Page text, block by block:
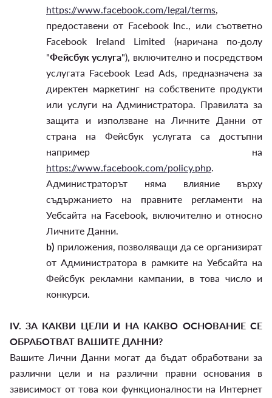
https://www.facebook.com/legal/terms,
предоставени от Facebook Inc., или съответно
Facebook Ireland Limited (наричана по-долу
"Фейсбук услуга"), включително и посредством
услугата Facebook Lead Ads, предназначена за
директен маркетинг на собствените продукти
или услуги на Администратора. Правилата за
защита и използване на Личните Данни от
страна на Фейсбук услугата са достъпни
например на
https://www.facebook.com/policy.php.
Администраторът няма влияние върху
съдържанието на правните регламенти на
Уебсайта на Facebook, включително и относно
Личните Данни.
b) приложения, позволяващи да се организират
от Администратора в рамките на Уебсайта на
Фейсбук рекламни кампании, в това число и
конкурси.
IV. ЗА КАКВИ ЦЕЛИ И НА КАКВО ОСНОВАНИЕ СЕ
ОБРАБОТВАТ ВАШИТЕ ДАННИ?
Вашите Лични Данни могат да бъдат обработвани за
различни цели и на различни правни основания в
зависимост от това кои функционалности на Интернет